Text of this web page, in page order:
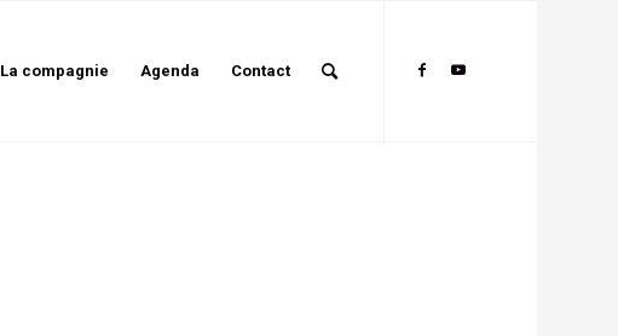
La compagnie Agenda Contact